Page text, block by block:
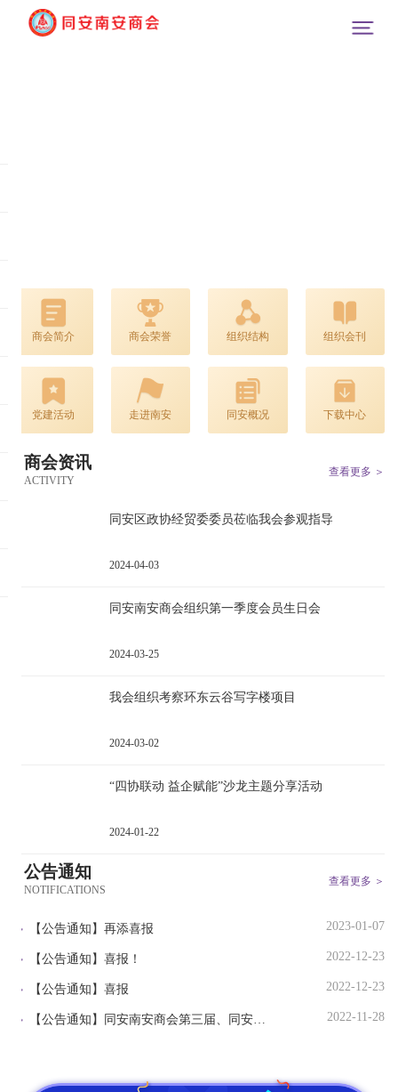
商会简介 商会荣誉 组织结构 组织会刊
党建活动 走进南安 同安概况 下载中心
商会资讯
ACTIVITY
查看更多 ＞
同安区政协经贸委委员莅临我会参观指导
2024-04-03
同安南安商会组织第一季度会员生日会
2024-03-25
我会组织考察环东云谷写字楼项目
2024-03-02
“四协联动 益企赋能”沙龙主题分享活动
2024-01-22
公告通知
NOTIFICATIONS
查看更多 ＞
【公告通知】 再添喜报 2023-01-07
【公告通知】 喜报！ 2022-12-23
【公告通知】 喜报 2022-12-23
【公告通知】 同安南安商会第三届、同安成功经济文化促进会第五届第十次理监事会 2022-11-28